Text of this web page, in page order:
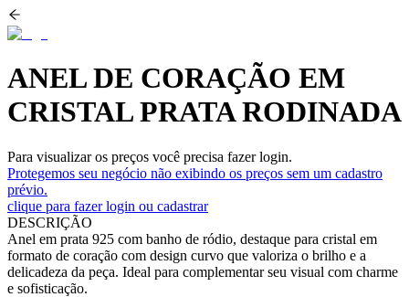
ANEL DE CORAÇÃO EM
CRISTAL PRATA RODINADA
Para visualizar os preços você precisa fazer login.
Protegemos seu negócio não exibindo os preços sem um cadastro
prévio.
clique para fazer login ou cadastrar
DESCRIÇÃO
Anel em prata 925 com banho de ródio, destaque para cristal em
formato de coração com design curvo que valoriza o brilho e a
delicadeza da peça. Ideal para complementar seu visual com charme
e sofisticação.